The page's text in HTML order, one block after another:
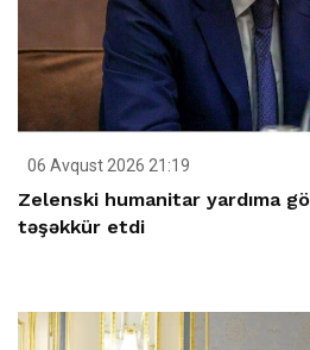
06 Avqust 2026 21:19
Zelenski humanitar yardıma
təşəkkür etdi